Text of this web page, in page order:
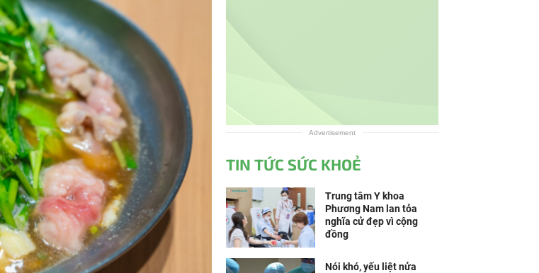
Advertisement
TIN TỨC SỨC KHOẺ
Trung tâm Y khoa
Phương Nam lan tỏa
nghĩa cử đẹp vì cộng
đồng
Nói khó, yếu liệt nửa